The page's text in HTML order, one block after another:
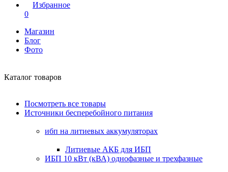
Избранное
0
Магазин
Блог
Фото
Каталог товаров
Посмотреть все товары
Источники бесперебойного питания
ибп на литиевых аккумуляторах
Литиевые АКБ для ИБП
ИБП 10 кВт (кВА) однофазные и трехфазные